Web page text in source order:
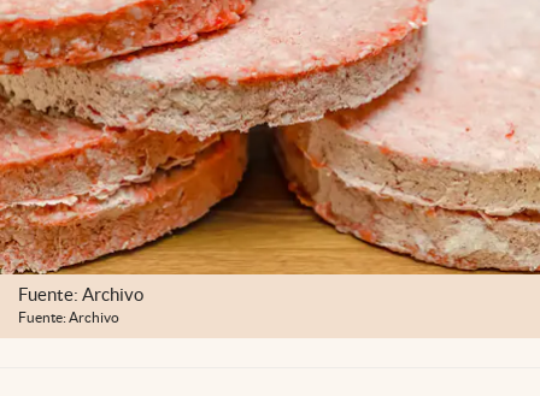
Fuente: Archivo
Fuente: Archivo